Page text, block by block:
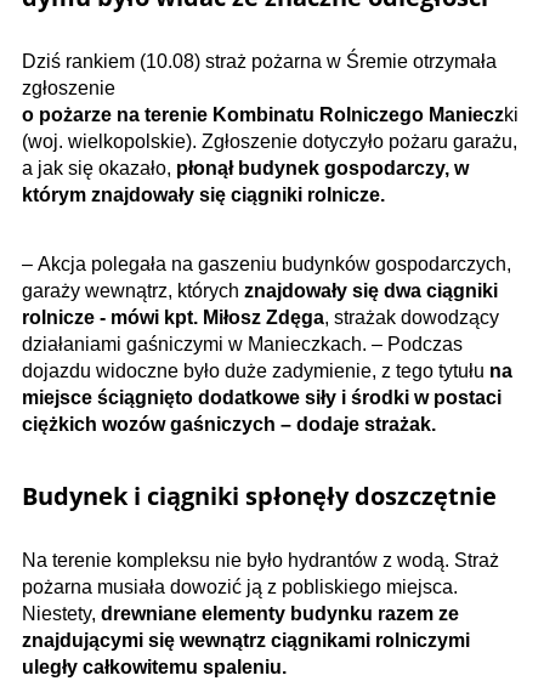
Dziś rankiem (10.08) straż pożarna w Śremie otrzymała
zgłoszenie
o pożarze na terenie Kombinatu Rolniczego Manieczki
(woj. wielkopolskie). Zgłoszenie dotyczyło pożaru garażu,
a jak się okazało, płonął budynek gospodarczy, w
którym znajdowały się ciągniki rolnicze.
– Akcja polegała na gaszeniu budynków gospodarczych,
garaży wewnątrz, których znajdowały się dwa ciągniki
rolnicze - mówi kpt. Miłosz Zdęga, strażak dowodzący
działaniami gaśniczymi w Manieczkach. – Podczas
dojazdu widoczne było duże zadymienie, z tego tytułu na
miejsce ściągnięto dodatkowe siły i środki w postaci
ciężkich wozów gaśniczych – dodaje strażak.
Budynek i ciągniki spłonęły doszczętnie
Na terenie kompleksu nie było hydrantów z wodą. Straż
pożarna musiała dowozić ją z pobliskiego miejsca.
Niestety, drewniane elementy budynku razem ze
znajdującymi się wewnątrz ciągnikami rolniczymi
uległy całkowitemu spaleniu.